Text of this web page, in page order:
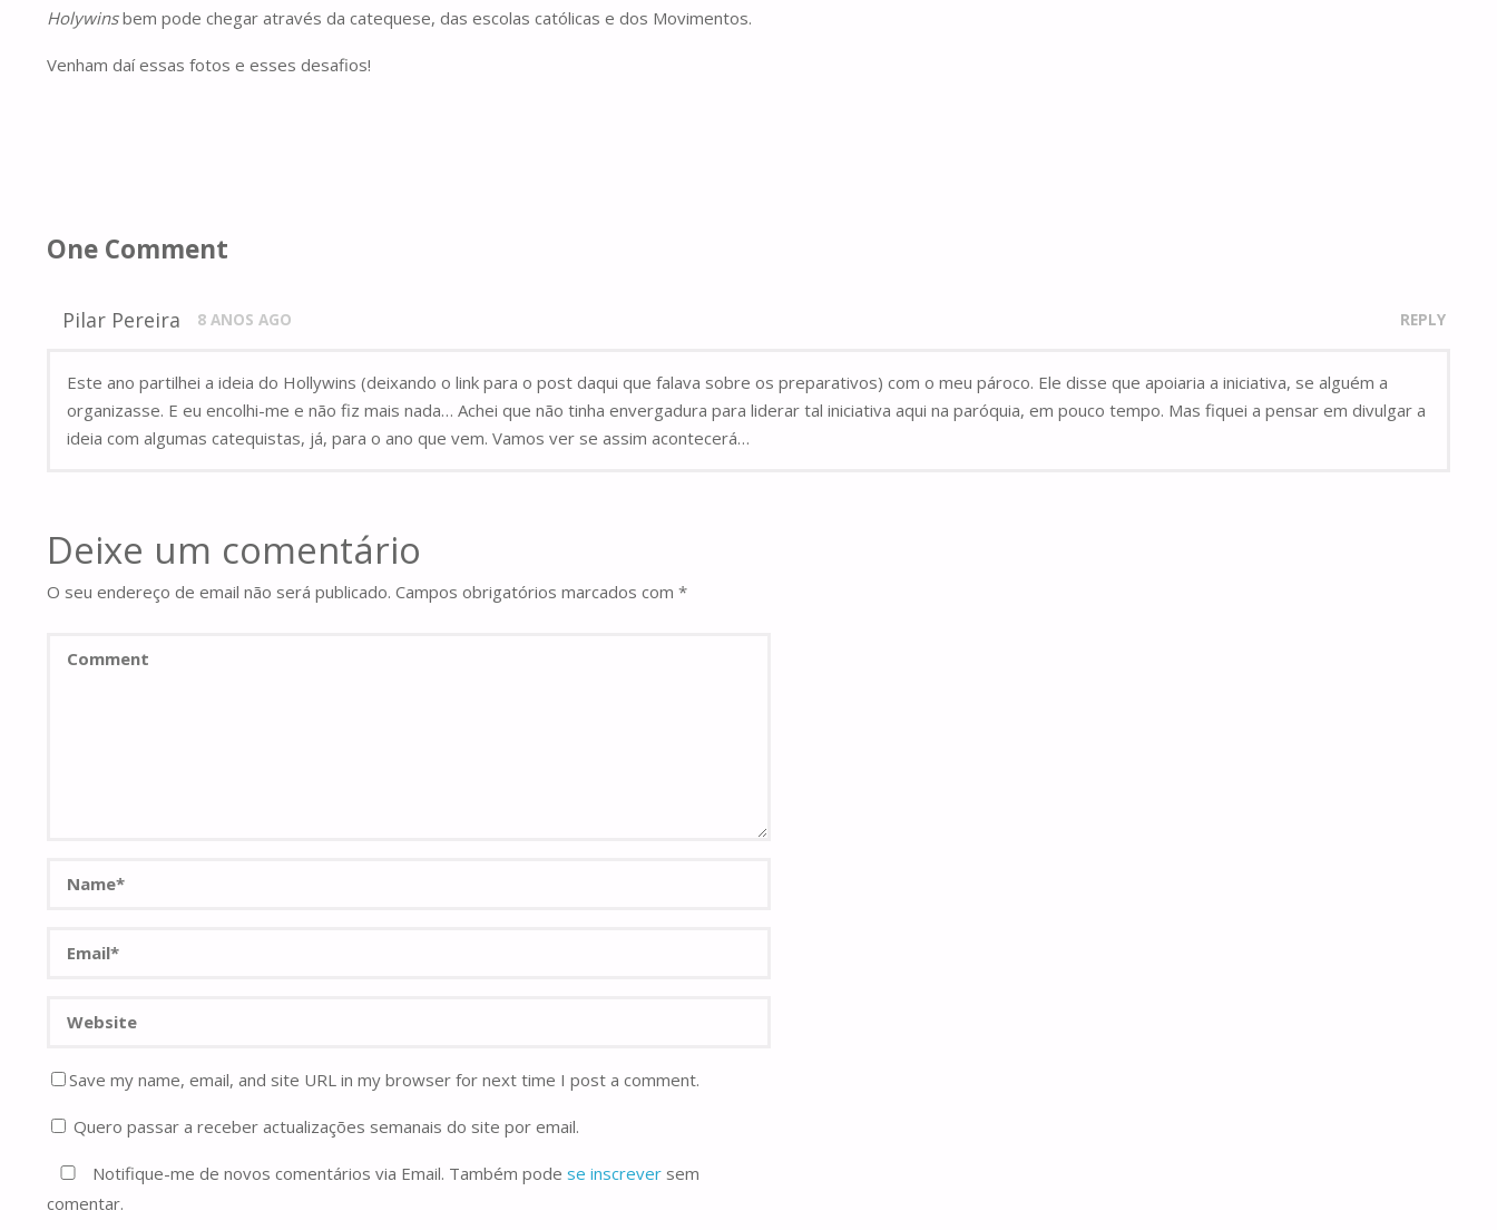
Holywinsbem pode chegar através da catequese, das escolas católicas e dos Movimentos.
Venham daí essas fotos e esses desafios!
One Comment
Pilar Pereira 8 ANOS AGO REPLY
Este ano partilhei a ideia do Hollywins (deixando o link para o post daqui que falava sobre os preparativos) com o meu pároco. Ele disse que apoiaria a iniciativa, se alguém a
organizasse. E eu encolhi-me e não fiz mais nada… Achei que não tinha envergadura para liderar tal iniciativa aqui na paróquia, em pouco tempo. Mas fiquei a pensar em divulgar a
ideia com algumas catequistas, já, para o ano que vem. Vamos ver se assim acontecerá…
Deixe um comentário
O seu endereço de email não será publicado. Campos obrigatórios marcados com *
Save my name, email, and site URL in my browser for next time I post a comment.
Quero passar a receber actualizações semanais do site por email.
Notifique-me de novos comentários via Email. Também pode se inscrever sem
comentar.